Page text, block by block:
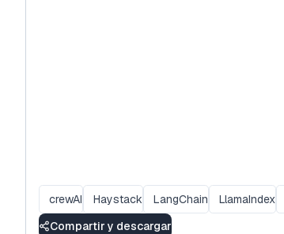
crewAI Haystack LangChain LlamaIndex
Compartir y descargar